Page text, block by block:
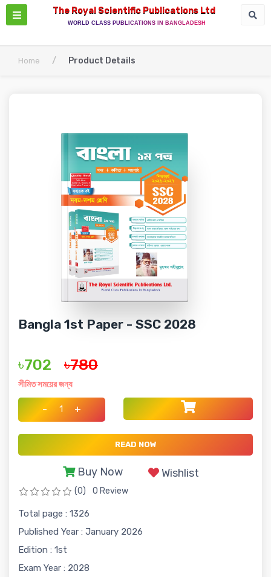
The Royal Scientific Publications Ltd
WORLD CLASS PUBLICATIONS IN BANGLADESH
Home / Product Details
Bangla 1st Paper - SSC 2028
৳702 ৳780
সীমিত সময়ের জন্য
- +
READ NOW
Buy Now Wishlist
(0) 0 Review
Total page : 1326
Published Year : January 2026
Edition : 1st
Exam Year : 2028